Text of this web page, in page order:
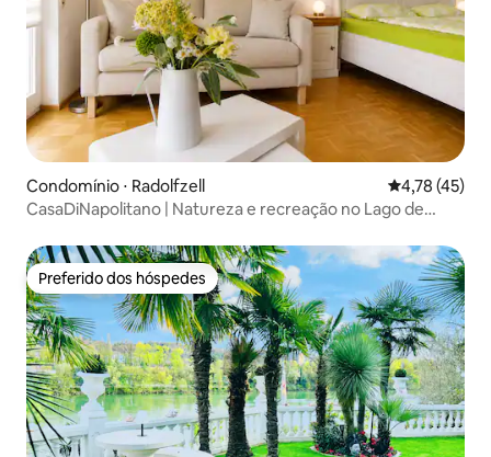
Condomínio ⋅ Radolfzell 4,78 de uma
4,78 (45)
CasaDiNapolitano | Natureza e recreação no Lago de
Preferido dos hóspedes
Preferido dos hóspedes